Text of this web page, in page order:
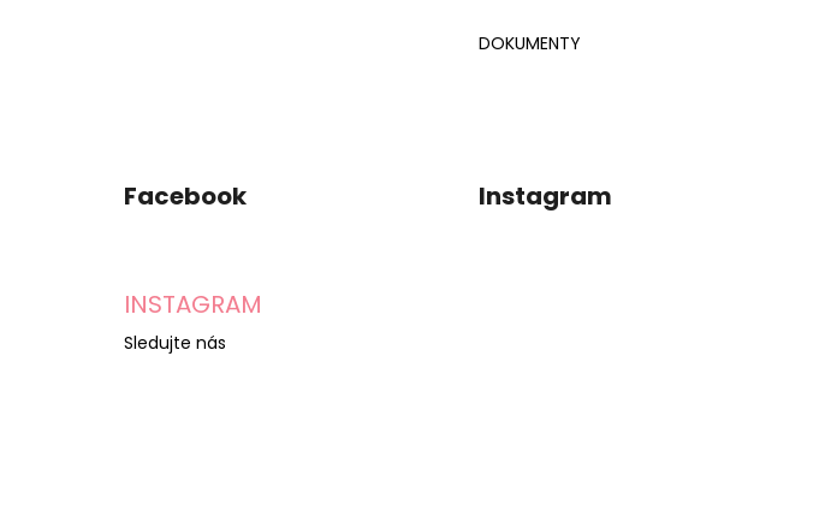
DOKUMENTY
Facebook
INSTAGRAM
Sledujte nás
Instagram